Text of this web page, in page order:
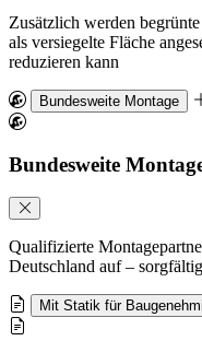
Zusätzlich werden
als versiegelte Fläche
reduzieren kann
Bundesweite Montage
Bundesweite
Qualifizierte
Deutschland auf –
Mit Statik für